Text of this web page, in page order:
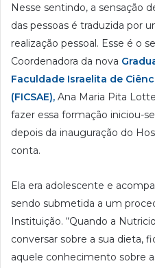
Nesse sentindo, a sensação
das pessoas é traduzida por
realização pessoal. Esse é o
Coordenadora da nova
Faculdade Israelita de
(FICSAE), Ana Maria Pita
fazer essa formação iniciou-
depois da inauguração do
conta.
Ela era adolescente e
sendo submetida a um
Instituição. “Quando a
conversar sobre a sua dieta,
aquele conhecimento sobre